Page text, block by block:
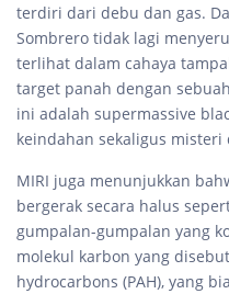
terdiri dari debu dan gas.
Sombrero tidak lagi
terlihat dalam cahaya
target panah dengan
ini adalah supermassive
keindahan sekaligus misteri
MIRI juga menunjukkan
bergerak secara halus
gumpalan-gumpalan yang
molekul karbon yang
hydrocarbons (PAH), yang